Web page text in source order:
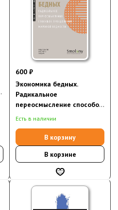
600 ₽
Экономика бедных.
Радикальное
переосмысление способов
преодоления мировой
Есть в наличии
В корзину
В корзине